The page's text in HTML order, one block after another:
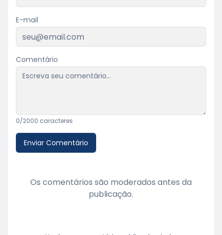
E-mail
Comentário
0/2000 caracteres
Enviar Comentário
Os comentários são moderados antes da
publicação.